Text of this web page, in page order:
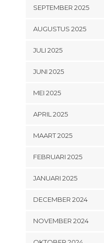
SEPTEMBER 2025
AUGUSTUS 2025
JULI 2025
JUNI 2025
MEI 2025
APRIL 2025
MAART 2025
FEBRUARI 2025
JANUARI 2025
DECEMBER 2024
NOVEMBER 2024